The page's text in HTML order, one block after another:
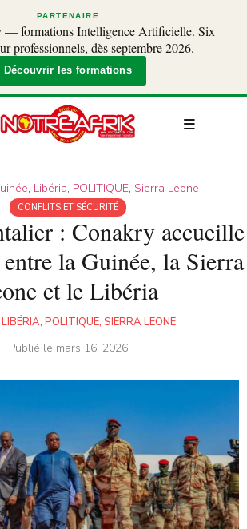
PARTENAIRE
— formations Intelligence Artificielle. Six
professionnels, dès septembre 2026.
Découvrir les formations
, Libéria, POLITIQUE, Sierra Leone
CONFLITS ET SÉCURITÉ
: Conakry accueille
la Guinée, la Sierra
et le Libéria
LIBÉRIA, POLITIQUE, SIERRA LEONE
Publié le mars 16, 2026